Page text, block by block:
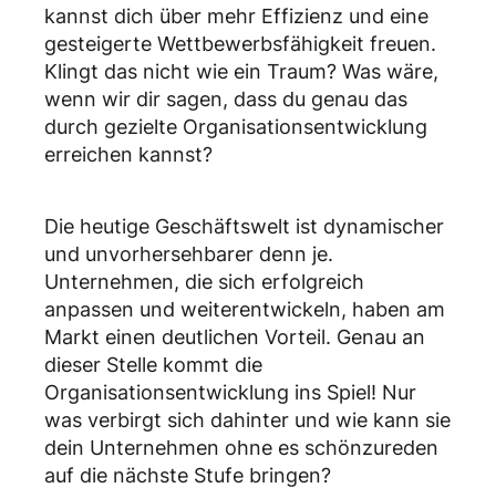
kannst dich über mehr Effizienz und eine
gesteigerte Wettbewerbsfähigkeit freuen.
Klingt das nicht wie ein Traum? Was wäre,
wenn wir dir sagen, dass du genau das
durch gezielte Organisationsentwicklung
erreichen kannst?
Die heutige Geschäftswelt ist dynamischer
und unvorhersehbarer denn je.
Unternehmen, die sich erfolgreich
anpassen und weiterentwickeln, haben am
Markt einen deutlichen Vorteil. Genau an
dieser Stelle kommt die
Organisationsentwicklung ins Spiel! Nur
was verbirgt sich dahinter und wie kann sie
dein Unternehmen ohne es schönzureden
auf die nächste Stufe bringen?